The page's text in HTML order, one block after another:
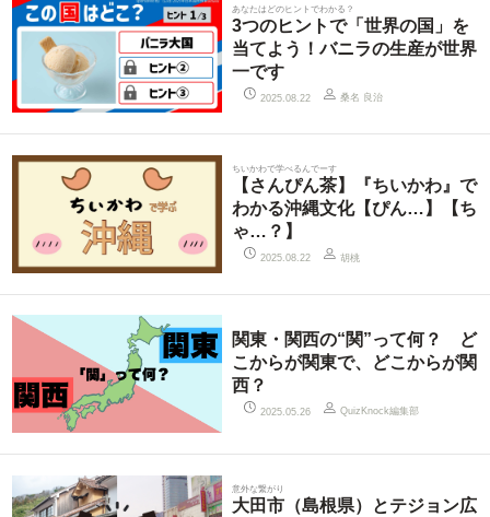
あなたはどのヒントでわかる？
3つのヒントで「世界の国」を
当てよう！バニラの生産が世界
一です
2025.08.22 桑名 良治
ちいかわで学べるんでーす
【さんぴん茶】『ちいかわ』で
わかる沖縄文化【ぴん…】【ち
ゃ…？】
2025.08.22 胡桃
関東・関西の“関”って何？ ど
こからが関東で、どこからが関
西？
2025.05.26 QuizKnock編集部
意外な繋がり
大田市（島根県）とテジョン広